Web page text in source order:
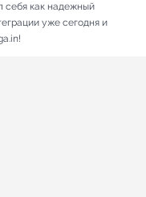
себя как надежный
уже сегодня и